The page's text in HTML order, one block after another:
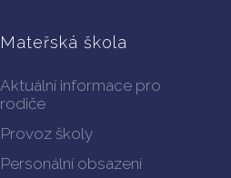
Mateřská škola
Aktuální informace pro
rodiče
Provoz školy
Personální obsazení